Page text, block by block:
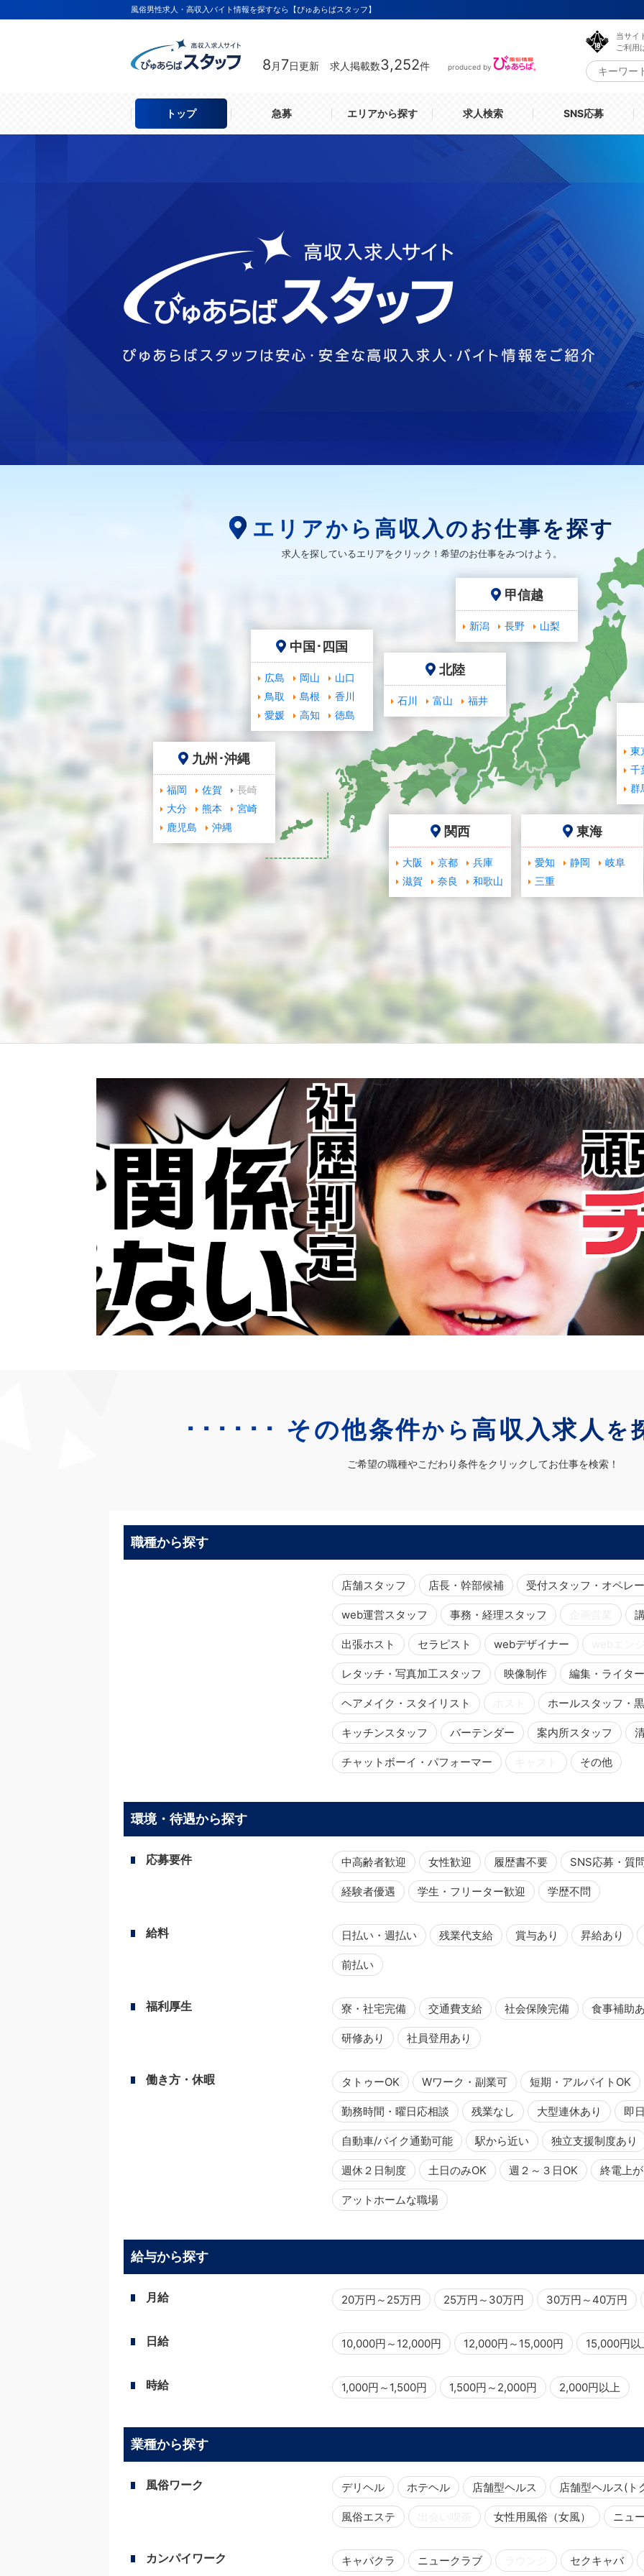
風俗男性求人・高収入バイト情報を探すなら【ぴゅあらばスタッフ】
8 月 7日更新 求人掲載数3,252件 produced by
当サイ
ご利用
トップ 急募 エリアから探す 求人検索 SNS応募
エリアから高収入のお仕事を探す
求人を探しているエリアをクリック！希望のお仕事をみつけよう。
東
千
群
関西
大阪 京都
兵庫
滋賀
奈良 和歌山
北陸
石川 富山 福井
甲信越
新潟 長野 山梨
東海
愛知 静岡
岐阜
三重
中国･四国
広島 岡山
山口
鳥取
島根
香川
愛媛
高知 徳島
九州･沖縄
福岡 佐賀
長崎
大分
熊本
宮崎
鹿児島
沖縄
･･････ その他条件から 高収入求人 を
ご希望の職種やこだわり条件をクリックしてお仕事を検索！
職種から探す
店舗スタッフ 店長・幹部候補 受付スタッフ・オペレ
web運営スタッフ 事務・経理スタッフ
出張ホスト セラピスト webデザイナー
レタッチ・写真加工スタッフ 映像制作 編集・ライター
ヘアメイク・スタイリスト ホールスタッフ・
キッチンスタッフ バーテンダー 案内所スタッフ
チャットボーイ・パフォーマー その他
環境・待遇から探す
応募要件 中高齢者歓迎 女性歓迎 履歴書不要 SNS応募・質
経験者優遇 学生・フリーター歓迎 学歴不問
給料 日払い・週払い 残業代支給 賞与あり 昇給あり
前払い
福利厚生 寮・社宅完備 交通費支給 社会保険完備 食事補助
研修あり 社員登用あり
働き方・休暇 タトゥーOK Wワーク・副業可 短期・アルバイトOK
勤務時間・曜日応相談 残業なし 大型連休あり 即
自動車/バイク通勤可能 駅から近い 独立支援制度あり
週休２日制度 土日のみOK 週２～３日OK 終電上
アットホームな職場
給与から探す
月給 20万円～25万円 25万円～30万円 30万円～40万円
日給 10,000円～12,000円 12,000円～15,000円 15,000円以
時給 1,000円～1,500円 1,500円～2,000円 2,000円以上
業種から探す
風俗ワーク デリヘル ホテヘル 店舗型ヘルス 店舗型ヘルス(ト
風俗エステ 女性用風俗（女風） ニュ
カンパイワーク キャバクラ ニュークラブ セクキャバ